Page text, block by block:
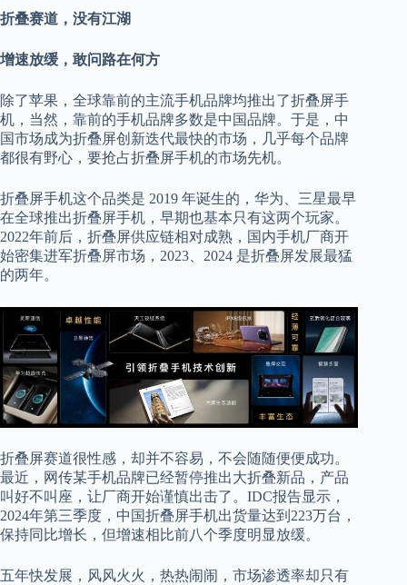
折叠赛道，没有江湖
增速放缓，敢问路在何方
除了苹果，全球靠前的主流手机品牌均推出了折叠屏手
机，当然，靠前的手机品牌多数是中国品牌。于是，中
国市场成为折叠屏创新迭代最快的市场，几乎每个品牌
都很有野心，要抢占折叠屏手机的市场先机。
折叠屏手机这个品类是 2019 年诞生的，华为、三星最早
在全球推出折叠屏手机，早期也基本只有这两个玩家。
2022年前后，折叠屏供应链相对成熟，国内手机厂商开
始密集进军折叠屏市场，2023、2024 是折叠屏发展最猛
的两年。
折叠屏赛道很性感，却并不容易，不会随随便便成功。
最近，网传某手机品牌已经暂停推出大折叠新品，产品
叫好不叫座，让厂商开始谨慎出击了。IDC报告显示，
2024年第三季度，中国折叠屏手机出货量达到223万台，
保持同比增长，但增速相比前八个季度明显放缓。
五年快发展，风风火火，热热闹闹，市场渗透率却只有